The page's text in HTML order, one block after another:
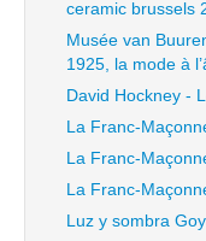
ceramic brussels
Musée van
1925, la mode à
David Hockney -
La Franc-
La Franc-
La Franc-
Luz y sombra